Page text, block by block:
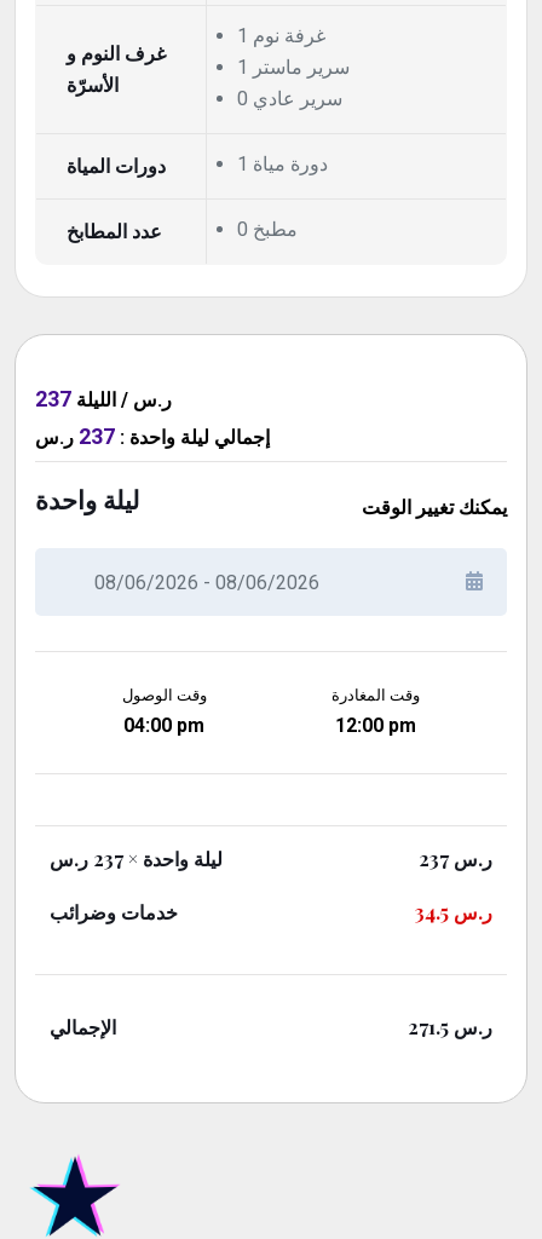
غرف النوم و
الأسرّة
1 غرفة نوم
1 سرير ماستر
0 سرير عادي
دورات المياة 1 دورة مياة
عدد المطابخ 0 مطبخ
237 ر.س / الليلة
إجمالي ليلة واحدة :
237 ر.س
ليلة واحدة يمكنك تغيير الوقت
وقت الوصول
04:00 pm
وقت المغادرة
12:00 pm
ليلة واحدة × 237 ر.س 237 ر.س
خدمات وضرائب 34.5 ر.س
الإجمالي 271.5 ر.س